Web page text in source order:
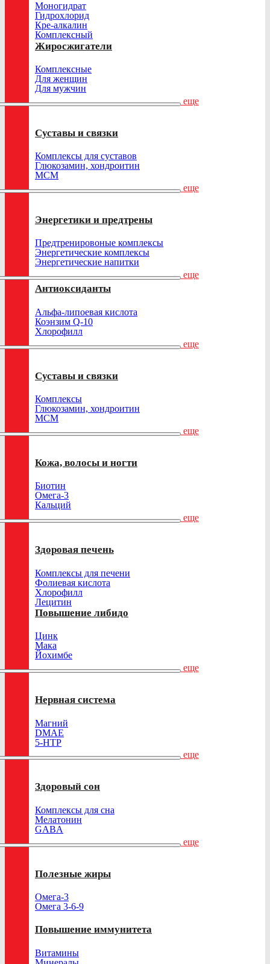
Моногидрат
Гидрохлорид
Кре-алкалин
Комплексный
Жиросжигатели
Комплексные
Для женщин
Для мужчин
еще
Суставы и связки
Комплексы для суставов
Глюкозамин, хондроитин
МСМ
еще
Энергетики и предтрены
Предтренировоные комплексы
Энергетические комплексы
Энергетические напитки
еще
Антиоксиданты
Альфа-липоевая кислота
Коэнзим Q-10
Хлорофилл
еще
Суставы и связки
Комплексы
Глюкозамин, хондроитин
МСМ
еще
Кожа, волосы и ногти
Биотин
Омега-3
Кальций
еще
Здоровая печень
Комплексы для печени
Фолиевая кислота
Хлорофилл
Лецитин
Повышение либидо
Цинк
Мака
Йохимбе
еще
Нервная система
Магний
DMAE
5-HTP
еще
Здоровый сон
Комплексы для сна
Мелатонин
GABA
еще
Полезные жиры
Омега-3
Омега 3-6-9
Повышение иммунитета
Витамины